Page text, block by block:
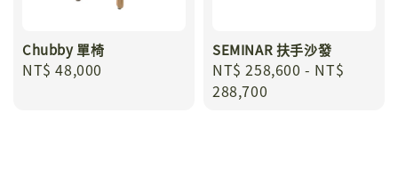
Chubby 單椅
Regular
NT$ 48,000
SEMINAR 扶手沙發
Regular
price
NT$ 258,600 - NT$
288,700